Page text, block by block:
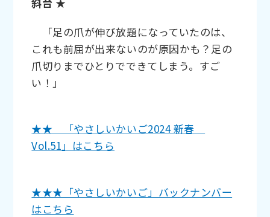
「足の爪が伸び放題になっていたのは、
これも前屈が出来ないのが原因かも？足の
爪切りまでひとりでできてしまう。すご
い！」
★★ 「やさしいかいご2024 新春
Vol.51」はこちら
★★★「やさしいかいご」バックナンバー
はこちら